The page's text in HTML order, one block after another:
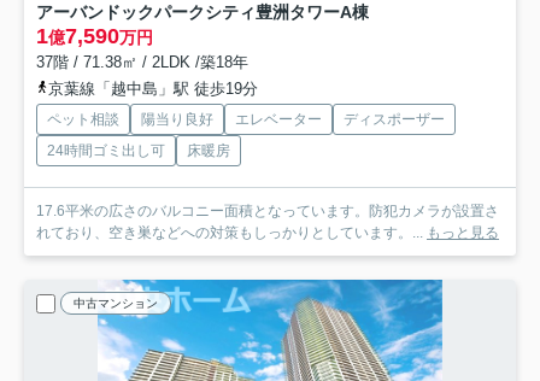
アーバンドックパークシティ豊洲タワーA棟
1億7,590万円
37階 / 71.38㎡ / 2LDK /築18年
京葉線「越中島」駅 徒歩19分
ペット相談 陽当り良好 エレベーター
ディスポーザー
24時間ゴミ出し可
床暖房
17.6平米の広さのバルコニー面積となっています。防犯カメラが設置さ
れており、空き巣などへの対策もしっかりとしています。...
もっと見る
中古マンション